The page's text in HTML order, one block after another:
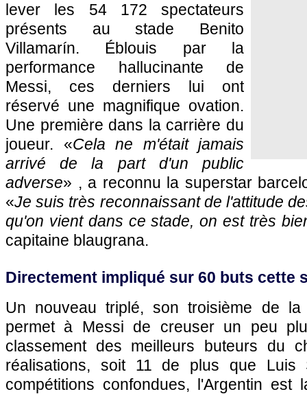
lever les 54 172 spectateurs
présents au stade Benito
Villamarín. Éblouis par la
performance hallucinante de
Messi, ces derniers lui ont
réservé une magnifique ovation.
Une première dans la carrière du
joueur. «Cela ne m'était jamais
arrivé de la part d'un public
adverse» , a reconnu la superstar
«Je suis très reconnaissant de l'attitude
qu'on vient dans ce stade, on est très
capitaine blaugrana.
Directement impliqué sur 60 buts cette
Un nouveau triplé, son troisième de
permet à Messi de creuser un peu
classement des meilleurs buteurs du
réalisations, soit 11 de plus que Luis
compétitions confondues, l'Argentin est